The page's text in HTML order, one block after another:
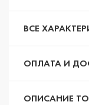
ВСЕ
ОПЛАТА И
ОПИСАНИЕ